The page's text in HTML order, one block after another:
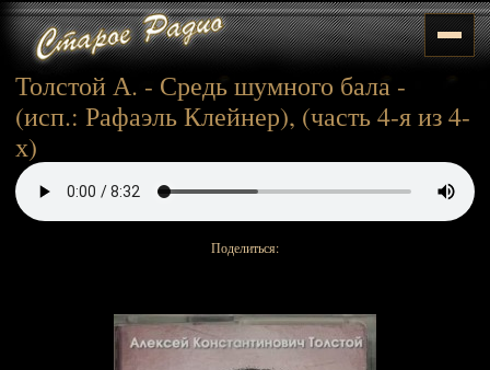
Толстой А. - Средь шумного бала -
(исп.: Рафаэль Клейнер), (часть 4-я из 4-
х)
Поделиться: